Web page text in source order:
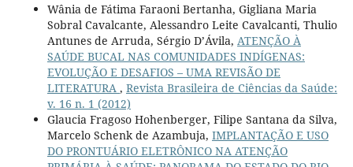
Wânia de Fátima Faraoni Bertanha, Gigliana Maria
Sobral Cavalcante, Alessandro Leite Cavalcanti, Thulio
Antunes de Arruda, Sérgio D’Ávila, ATENÇÃO À
SAÚDE BUCAL NAS COMUNIDADES INDÍGENAS:
EVOLUÇÃO E DESAFIOS – UMA REVISÃO DE
LITERATURA , Revista Brasileira de Ciências da Saúde:
v. 16 n. 1 (2012)
Glaucia Fragoso Hohenberger, Filipe Santana da Silva,
Marcelo Schenk de Azambuja, IMPLANTAÇÃO E USO
DO PRONTUÁRIO ELETRÔNICO NA ATENÇÃO